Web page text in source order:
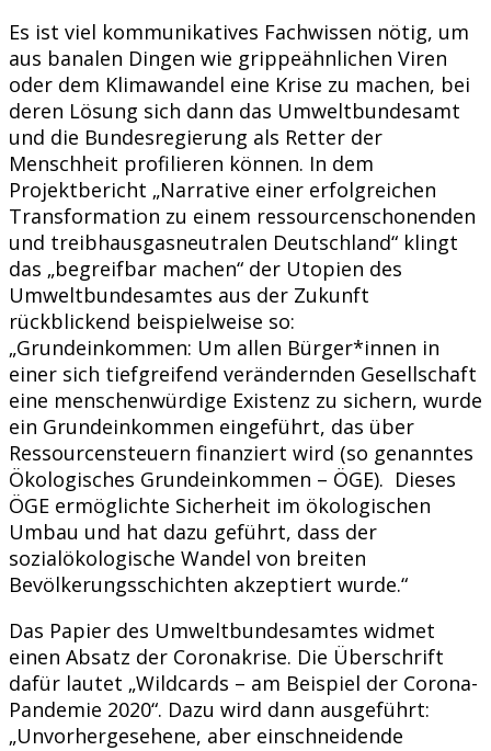
Es ist viel kommunikatives Fachwissen nötig, um
aus banalen Dingen wie grippeähnlichen Viren
oder dem Klimawandel eine Krise zu machen, bei
deren Lösung sich dann das Umweltbundesamt
und die Bundesregierung als Retter der
Menschheit profilieren können. In dem
Projektbericht „Narrative einer erfolgreichen
Transformation zu einem ressourcenschonenden
und treibhausgasneutralen Deutschland“ klingt
das „begreifbar machen“ der Utopien des
Umweltbundesamtes aus der Zukunft
rückblickend beispielweise so:
„Grundeinkommen: Um allen Bürger*innen in
einer sich tiefgreifend verändernden Gesellschaft
eine menschenwürdige Existenz zu sichern, wurde
ein Grundeinkommen eingeführt, das über
Ressourcensteuern finanziert wird (so genanntes
Ökologisches Grundeinkommen – ÖGE). Dieses
ÖGE ermöglichte Sicherheit im ökologischen
Umbau und hat dazu geführt, dass der
sozialökologische Wandel von breiten
Bevölkerungsschichten akzeptiert wurde.“
Das Papier des Umweltbundesamtes widmet
einen Absatz der Coronakrise. Die Überschrift
dafür lautet „Wildcards – am Beispiel der Corona-
Pandemie 2020“. Dazu wird dann ausgeführt:
„Unvorhergesehene, aber einschneidende